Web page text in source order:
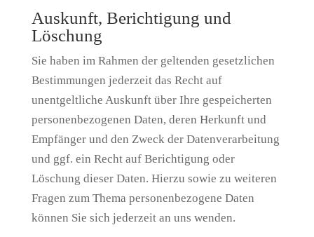
Auskunft, Berichtigung und
Löschung
Sie haben im Rahmen der geltenden gesetzlichen
Bestimmungen jederzeit das Recht auf
unentgeltliche Auskunft über Ihre gespeicherten
personenbezogenen Daten, deren Herkunft und
Empfänger und den Zweck der Datenverarbeitung
und ggf. ein Recht auf Berichtigung oder
Löschung dieser Daten. Hierzu sowie zu weiteren
Fragen zum Thema personenbezogene Daten
können Sie sich jederzeit an uns wenden.